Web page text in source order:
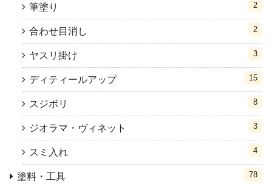
筆塗り 2
合わせ目消し 2
ヤスリ掛け 3
ディティールアップ 15
スジボリ 8
ジオラマ・ヴィネット 3
スミ入れ 4
塗料・工具 78